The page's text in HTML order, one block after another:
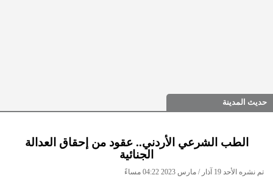
حديث المدينة
الطب الشرعي الأردني.. عقود من إحقاق العدالة
الجنائية
تم نشره الأحد 19 آذار / مارس 2023 04:22 مساءً